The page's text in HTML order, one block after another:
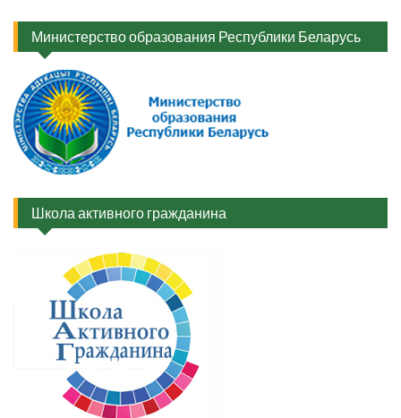
Министерство образования Республики Беларусь
Школа активного гражданина